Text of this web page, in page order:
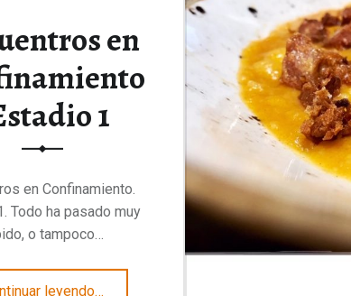
en
1
en Confinamiento.
Todo ha pasado muy
o tampoco…
leyendo…